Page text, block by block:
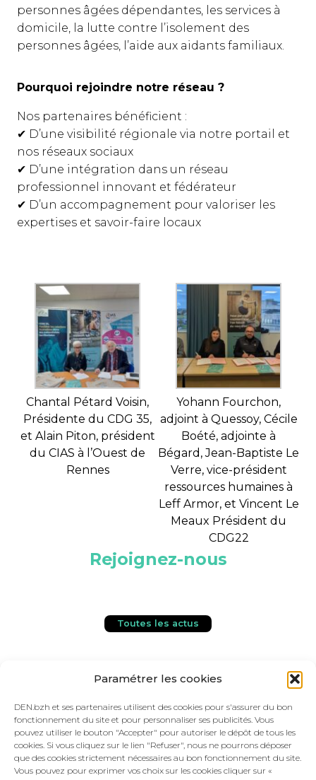
Paramétrer les cookies
DEN.bzh et ses partenaires utilisent des cookies pour s'assurer du bon
fonctionnement du site et pour personnaliser ses publicités. Vous
pouvez utiliser le bouton "Accepter" pour autoriser le dépôt de tous les
cookies. Si vous cliquez sur le lien "Refuser", nous ne pourrons déposer
que des cookies strictement nécessaires au bon fonctionnement du site.
Vous pouvez pour exprimer vos choix sur les cookies cliquer sur «
personnes âgées dépendantes, les services à
domicile, la lutte contre l’isolement des
personnes âgées, l’aide aux aidants familiaux.
Pourquoi rejoindre notre réseau ?
Nos partenaires bénéficient :
✔ D’une visibilité régionale via notre portail et
nos réseaux sociaux
✔ D’une intégration dans un réseau
professionnel innovant et fédérateur
✔ D’un accompagnement pour valoriser les
expertises et savoir-faire locaux
Chantal Pétard Voisin,
Présidente du CDG 35,
et Alain Piton, président
du CIAS à l’Ouest de
Rennes
Yohann Fourchon,
adjoint à Quessoy, Cécile
Boété, adjointe à
Bégard, Jean-Baptiste Le
Verre, vice-président
ressources humaines à
Leff Armor, et Vincent Le
Meaux Président du
CDG22
Rejoignez-nous
Toutes les actus
Contactez-nous !